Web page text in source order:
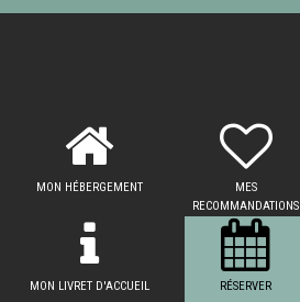
MON HÉBERGEMENT
MES
RECOMMANDATIONS
MON LIVRET D'ACCUEIL RÉSERVER